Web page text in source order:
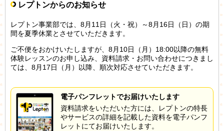
レプトンからのお知らせ
レプトン事業部では、8月11日（火・祝）～8月16日（日）の期
間を夏季休業とさせていただきます。
ご不便をおかけいたしますが、8月10日（月）18:00以降の無料
体験レッスンのお申し込み、資料請求・お問い合わせにつきまし
ては、8月17日（月）以降、順次対応させていただきます。
電子パンフレットでお届けいたします
資料請求をいただいた方には、レプトンの特長
やサービスの詳細を記載した資料を電子パンフ
レットにてお届けいたします。